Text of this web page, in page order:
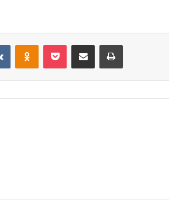
VKontakteOdnoklassniki
Pocket Share via Email Print